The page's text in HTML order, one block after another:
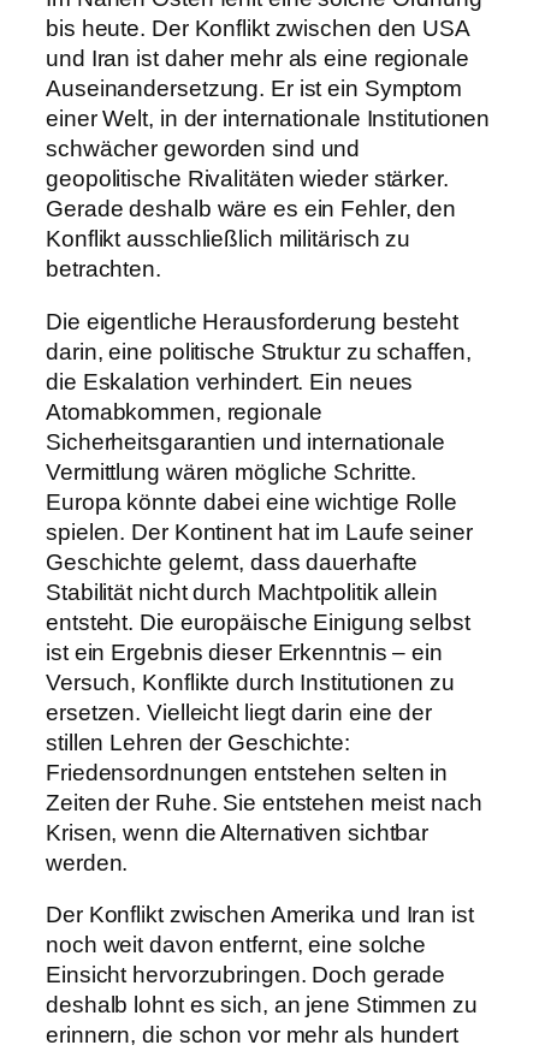
bis heute. Der Konflikt zwischen den USA
und Iran ist daher mehr als eine regionale
Auseinandersetzung. Er ist ein Symptom
einer Welt, in der internationale Institutionen
schwächer geworden sind und
geopolitische Rivalitäten wieder stärker.
Gerade deshalb wäre es ein Fehler, den
Konflikt ausschließlich militärisch zu
betrachten.
Die eigentliche Herausforderung besteht
darin, eine politische Struktur zu schaffen,
die Eskalation verhindert. Ein neues
Atomabkommen, regionale
Sicherheitsgarantien und internationale
Vermittlung wären mögliche Schritte.
Europa könnte dabei eine wichtige Rolle
spielen. Der Kontinent hat im Laufe seiner
Geschichte gelernt, dass dauerhafte
Stabilität nicht durch Machtpolitik allein
entsteht. Die europäische Einigung selbst
ist ein Ergebnis dieser Erkenntnis – ein
Versuch, Konflikte durch Institutionen zu
ersetzen. Vielleicht liegt darin eine der
stillen Lehren der Geschichte:
Friedensordnungen entstehen selten in
Zeiten der Ruhe. Sie entstehen meist nach
Krisen, wenn die Alternativen sichtbar
werden.
Der Konflikt zwischen Amerika und Iran ist
noch weit davon entfernt, eine solche
Einsicht hervorzubringen. Doch gerade
deshalb lohnt es sich, an jene Stimmen zu
erinnern, die schon vor mehr als hundert